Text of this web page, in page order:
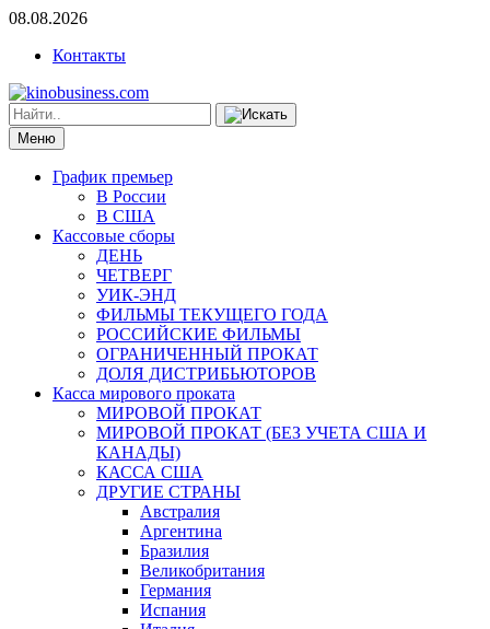
08.08.2026
Контакты
Меню
График премьер
В России
В США
Кассовые сборы
ДЕНЬ
ЧЕТВЕРГ
УИК-ЭНД
ФИЛЬМЫ ТЕКУЩЕГО ГОДА
РОССИЙСКИЕ ФИЛЬМЫ
ОГРАНИЧЕННЫЙ ПРОКАТ
ДОЛЯ ДИСТРИБЬЮТОРОВ
Касса мирового проката
МИРОВОЙ ПРОКАТ
МИРОВОЙ ПРОКАТ (БЕЗ УЧЕТА США И
КАНАДЫ)
КАССА США
ДРУГИЕ СТРАНЫ
Австралия
Аргентина
Бразилия
Великобритания
Германия
Испания